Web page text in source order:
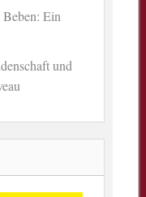
Ein
und